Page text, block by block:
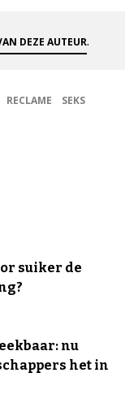
DEZE AUTEUR.
RECLAME
SEKS
suiker de
nu
het in